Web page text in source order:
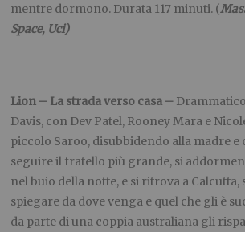
mentre dormono. Durata 117 minuti. (
Space, Uci)
Lion – La strada verso casa –
Davis, con Dev Patel, Rooney Mara e
piccolo Saroo, disubbidendo alla madre e
seguire il fratello più grande, si
nel buio della notte, e si ritrova a Calcutta,
spiegare da dove venga e quel che gli è
da parte di una coppia australiana gli